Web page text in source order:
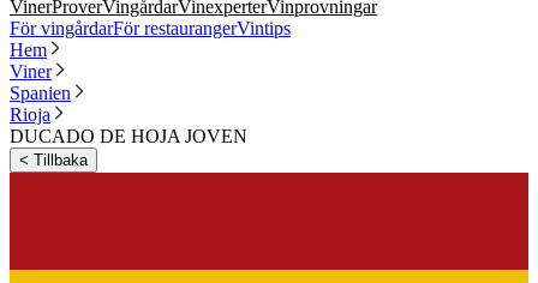
VinerProverVingårdarVinexperterVinprovningar
För vingårdarFör restaurangerVintips
Hem
Viner
Spanien
Rioja
DUCADO DE HOJA JOVEN
< Tillbaka